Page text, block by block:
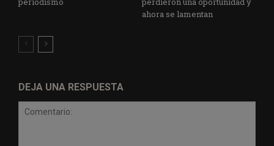
ahora se lamentan
DEJA UNA RESPUESTA